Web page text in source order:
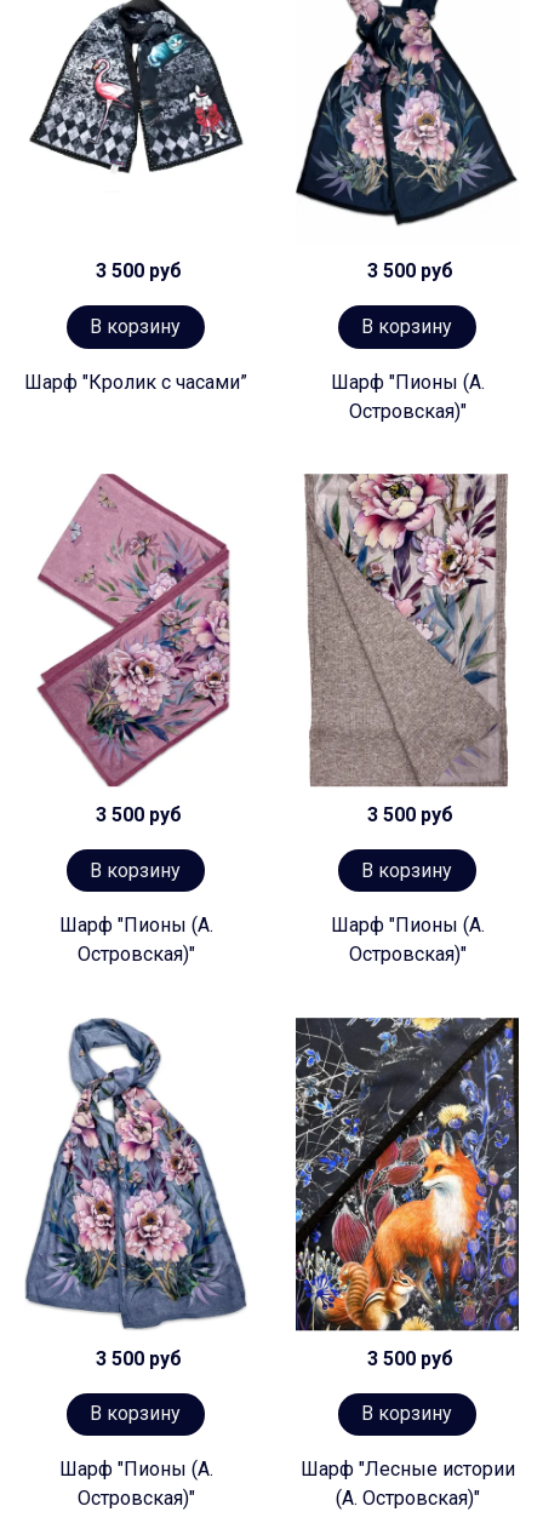
3 500 руб
В корзину
Шарф "Кролик с часами”
3 500 руб
В корзину
Шарф "Пионы (А.
Островская)"
3 500 руб
В корзину
Шарф "Пионы (А.
Островская)"
3 500 руб
В корзину
Шарф "Пионы (А.
Островская)"
3 500 руб
В корзину
Шарф "Пионы (А.
Островская)"
3 500 руб
В корзину
Шарф "Лесные истории
(А. Островская)"